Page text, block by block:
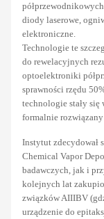
diody laserowe,
elektroniczne.
Technologie te
do rewelacyjnych
optoelektroniki
sprawności rzędu
technologie stały się
formalnie
Instytut zdecydował
Chemical Vapor
badawczych, jak i
kolejnych lat
związków AIIIBV
urządzenie do